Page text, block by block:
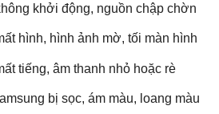
khởi động, nguồn chập chờn
hình, hình ảnh mờ, tối màn hình
tiếng, âm thanh nhỏ hoặc rè
bị sọc, ám màu, loang màu